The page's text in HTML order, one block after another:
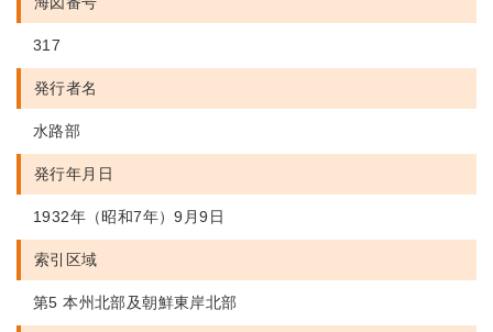
317
発行者名
水路部
発行年月日
1932年（昭和7年）9月9日
索引区域
第5 本州北部及朝鮮東岸北部